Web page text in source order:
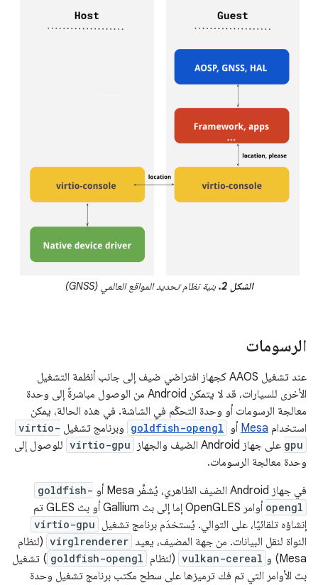
الشكل 2. بنية نظام تحديد المواقع العالمي (GNSS)
الرسومات
عند تشغيل AAOS كجهاز افتراضي ضيف إلى جانب أنظمة التشغيل
الأخرى للسيارات، قد لا يتمكن Android من الوصول مباشرةً إلى وحدة
معالجة الرسومات أو وحدة التحكّم في الشاشة. في هذه الحالة، يمكن
استخدام Mesa أو goldfish-opengl وبرنامج تشغيل virtio-
gpu على جهاز Android الضيف والجهاز virtio-gpu للوصول إلى
وحدة معالجة الرسومات.
في جهاز Android الضيف الظاهري، يُشفِّر Mesa أو
goldfish-
opengl
أوامر OpenGLES إما إلى بث Gallium أو بث GLES تم
إنشاؤه تلقائيًا، على التوالي. يُستخدَم برنامج تشغيل virtio-gpu
النواة لنقل البيانات. من جهة المضيف، يعيد virglrenderer (لنظام
Mesa) و
vulkan-cereal (لنظام goldfish-opengl ) تشغيل
بث الأوامر التي تم فك ترميزها على سطح مكتب برنامج تشغيل وحدة